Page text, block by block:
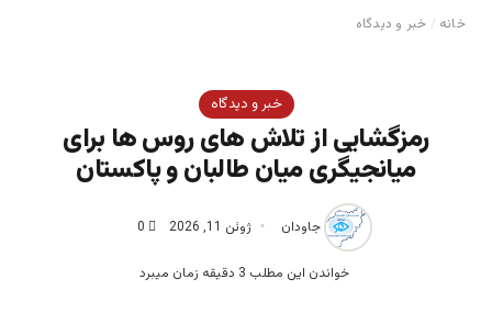
خانه / خبر و دیدگاه
خبر و دیدگاه
رمزگشایی از تلاش های روس ها برای
میانجیگری میان طالبان و پاکستان
جاودان ژوئن 11, 2026 0
خواندن این مطلب 3 دقیقه زمان میبرد